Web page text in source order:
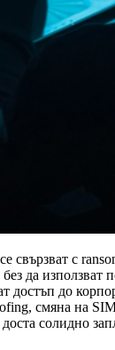
свързват с
да
достъп до
смяна на
солидно